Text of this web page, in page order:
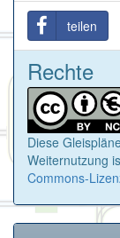
teilen
Rechte
Diese
Weiternutzung
Commons-